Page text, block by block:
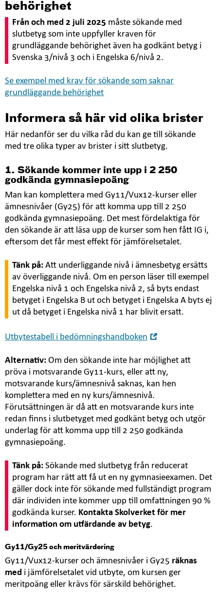
behörighet
Från och med 2 juli 2025 måste sökande med
slutbetyg som inte uppfyller kraven för
grundläggande behörighet även ha godkänt betyg i
Svenska 3/nivå 3 och i Engelska 6/nivå 2.
Se exempel med krav för sökande som saknar
grundläggande behörighet
Informera så här vid olika brister
Här nedanför ser du vilka råd du kan ge till sökande
med tre olika typer av brister i sitt slutbetyg.
1. Sökande kommer inte upp i 2 250
godkända gymnasiepoäng
Man kan komplettera med Gy11/Vux12-kurser eller
ämnesnivåer (Gy25) för att komma upp till 2 250
godkända gymnasiepoäng. Det mest fördelaktiga för
den sökande är att läsa upp de kurser som hen fått IG i,
eftersom det får mest effekt för jämförelsetalet.
Tänk på: Att underliggande nivå i ämnesbetyg ersätts
av överliggande nivå. Om en person läser till exempel
Engelska nivå 1 och Engelska nivå 2, så byts endast
betyget i Engelska B ut och betyget i Engelska A byts ej
ut då betyget i Engelska nivå 1 har blivit ersatt.
Utbytestabell i bedömningshandboken
nytt
fönster
Alternativ: Om den sökande inte har möjlighet att
pröva i motsvarande Gy11-kurs, eller att ny,
motsvarande kurs/ämnesnivå saknas, kan hen
komplettera med en ny kurs/ämnesnivå.
Förutsättningen är då att en motsvarande kurs inte
redan finns i slutbetyget med godkänt betyg och utgör
underlag för att komma upp till 2 250 godkända
gymnasiepoäng.
Tänk på: Sökande med slutbetyg från reducerat
program har rätt att få ut en ny gymnasieexamen. Det
gäller dock inte för sökande med fullständigt program
där individen inte kommer upp till omfattningen 90 %
godkända kurser. Kontakta Skolverket för mer
information om utfärdande av betyg.
Gy11/Gy25 och meritvärdering
Gy11/Vux12-kurser och ämnesnivåer i Gy25 räknas
med i jämförelsetalet vid utbyte, om kursen ger
meritpoäng eller krävs för särskild behörighet.